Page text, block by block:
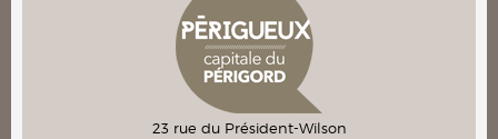
23 rue du Président-Wilson